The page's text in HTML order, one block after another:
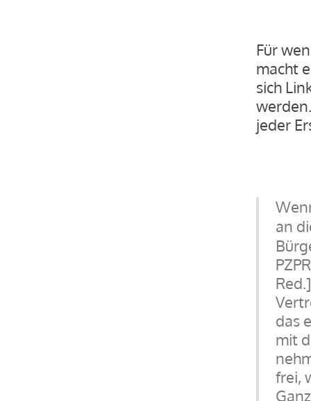
Für
macht
sich
jeder
an
das
mit
frei,